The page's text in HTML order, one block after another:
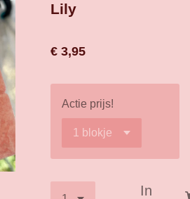
Lily
€ 3,95
Actie prijs!
In